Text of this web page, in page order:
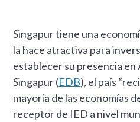
Singapur tiene una
la hace atractiva para
establecer su presencia en
Singapur (EDB), el país
mayoría de las economías
receptor de IED a nivel